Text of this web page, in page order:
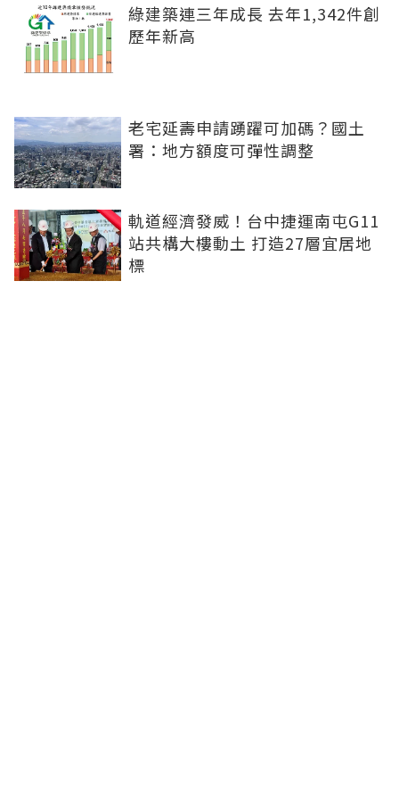
綠建築連三年成長 去年1,342件創
歷年新高
老宅延壽申請踴躍可加碼？國土
署：地方額度可彈性調整
軌道經濟發威！台中捷運南屯G11
站共構大樓動土 打造27層宜居地
標